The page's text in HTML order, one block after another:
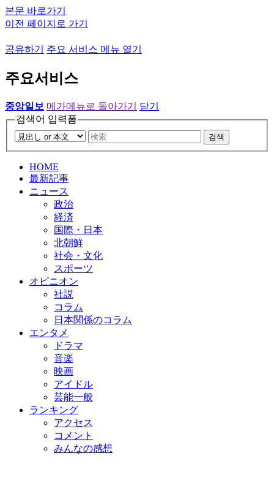
본문 바로가기
이전 페이지로 가기
공유하기 주요 서비스 메뉴 열기
주요서비스
중앙일보 메가메뉴로 돌아가기
닫기
검색어 입력폼
검색
HOME
最新記事
ニュース
政治
経済
国際・日本
北朝鮮
社会・文化
スポーツ
オピニオン
社説
コラム
日本関係のコラム
エンタメ
ドラマ
音楽
映画
アイドル
芸能一般
ランキング
アクセス
コメント
みんなの感想